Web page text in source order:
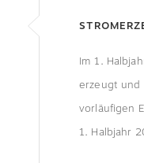
Im 1.
erzeugt und
vorläufigen
1. Halbjahr